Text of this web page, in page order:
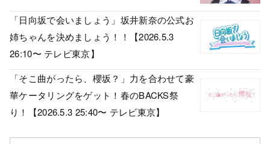
「日向坂で会いましょう」坂井新奈の公式お
姉ちゃんを決めましょう！！【2026.5.3
26:10〜 テレビ東京】
「そこ曲がったら、櫻坂？」力を合わせて豪
華ケータリングをゲット！春のBACKS祭
り！【2026.5.3 25:40〜 テレビ東京】